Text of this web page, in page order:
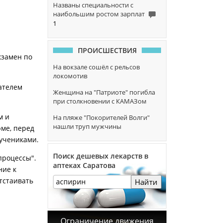
по
и
перед
к
Названы специальности с
наибольшим ростом зарплат
1
ПРОИСШЕСТВИЯ
На вокзале сошёл с рельсов
локомотив
Женщина на "Патриоте" погибла
при столкновении с КАМАЗом
На пляже "Покорителей Волги"
нашли труп мужчины
Поиск дешевых лекарств в
аптеках Саратова
Найти
Ограничение движения